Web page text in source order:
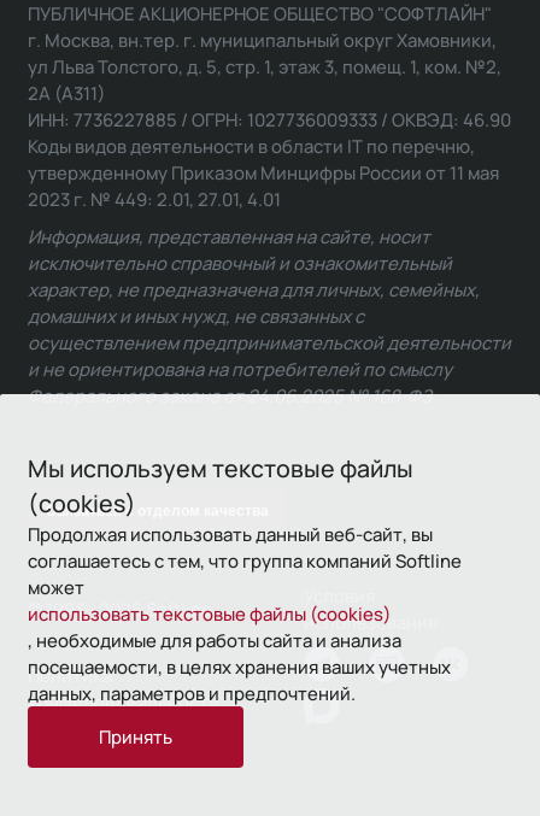
Мы используем текстовые файлы
(cookies)
Продолжая использовать данный веб-сайт, вы
соглашаетесь с тем, что группа компаний Softline
может
использовать текстовые файлы (cookies)
, необходимые для работы сайта и анализа
посещаемости, в целях хранения ваших учетных
данных, параметров и предпочтений.
Принять
Связаться с отделом качества
ПУБЛИЧНОЕ АКЦИОНЕРНОЕ ОБЩЕСТВО "СОФТЛАЙН"
г. Москва, вн.тер. г. муниципальный округ Хамовники,
ул Льва Толстого, д. 5, стр. 1, этаж 3, помещ. 1, ком. №2,
2А (А311)
ИНН: 7736227885 / ОГРН: 1027736009333 / ОКВЭД: 46.90
Коды видов деятельности в области IT по перечню,
утвержденному Приказом Минцифры России от 11 мая
2023 г. № 449: 2.01, 27.01, 4.01
Информация, представленная на сайте, носит
исключительно справочный и ознакомительный
характер, не предназначена для личных, семейных,
домашних и иных нужд, не связанных с
осуществлением предпринимательской деятельности
и не ориентирована на потребителей по смыслу
Федерального закона от 24.06.2025 № 168-ФЗ.
© 1993—2026 Softline
использования
Политика
конфиденциальности